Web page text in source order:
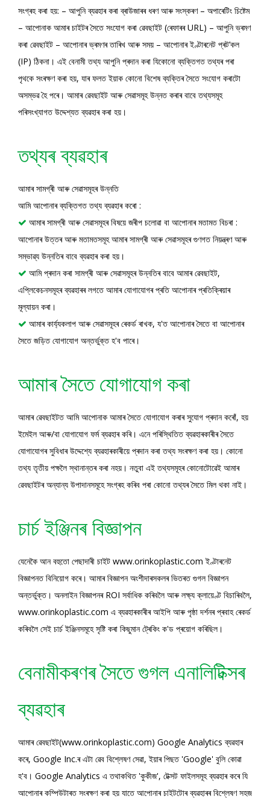
সংগ্ৰহ কৰা হয়: – আপুনি ব্যৱহাৰ কৰা ব্ৰাউজাৰৰ ধৰণ আৰু সংস্কৰণ – অপাৰেটিং চিষ্টেম
– আপোনাক আমাৰ চাইটৰ সৈতে সংযোগ কৰা ৱেবছাইট (ৰেফাৰৰ URL) – আপুনি ভ্ৰমণ
কৰা ৱেবছাইট – আপোনাৰ ভ্ৰমণৰ তাৰিখ আৰু সময় – আপোনাৰ ইণ্টাৰনেট প্ৰট’কল
(IP) ঠিকনা। এই বেনামী তথ্য আপুনি প্ৰদান কৰা যিকোনো ব্যক্তিগত তথ্যৰ পৰা
পৃথকে সংৰক্ষণ কৰা হয়, যাৰ ফলত ইয়াক কোনো বিশেষ ব্যক্তিৰ সৈতে সংযোগ কৰাটো
অসম্ভৱ হৈ পৰে। আমাৰ ৱেবছাইট আৰু সেৱাসমূহ উন্নত কৰাৰ বাবে তথ্যসমূহ
পৰিসংখ্যাগত উদ্দেশ্যত ব্যৱহাৰ কৰা হয়।
তথ্যৰ ব্যৱহাৰ
আমাৰ সামগ্ৰী আৰু সেৱাসমূহৰ উন্নতি
আমি আপোনাৰ ব্যক্তিগত তথ্য ব্যৱহাৰ কৰো :
 আমাৰ সামগ্ৰী আৰু সেৱাসমূহৰ বিষয়ে জৰীপ চলোৱা বা আপোনাৰ মতামত বিচৰা :
আপোনাৰ উত্তৰ আৰু মতামতসমূহ আমাৰ সামগ্ৰী আৰু সেৱাসমূহৰ গুণগত নিয়ন্ত্ৰণ আৰু
সম্ভাৱ্য উন্নতিৰ বাবে ব্যৱহাৰ কৰা হয়।
 আমি প্ৰদান কৰা সামগ্ৰী আৰু সেৱাসমূহৰ উন্নতিৰ বাবে আমাৰ ৱেবছাইট,
এপ্লিকেচনসমূহৰ ব্যৱহাৰৰ লগতে আমাৰ যোগাযোগৰ প্ৰতি আপোনাৰ প্ৰতিক্ৰিয়াৰ
মূল্যায়ন কৰা।
 আমাৰ কাৰ্য্যকলাপ আৰু সেৱাসমূহৰ ৰেকৰ্ড ৰাখক, য'ত আপোনাৰ সৈতে বা আপোনাৰ
সৈতে জড়িত যোগাযোগ অন্তৰ্ভুক্ত হ'ব পাৰে।
আমাৰ সৈতে যোগাযোগ কৰা
আমাৰ ৱেবছাইটত আমি আপোনাক আমাৰ সৈতে যোগাযোগ কৰাৰ সুযোগ প্ৰদান কৰোঁ, হয়
ইমেইল আৰু/বা যোগাযোগ ফৰ্ম ব্যৱহাৰ কৰি। এনে পৰিস্থিতিত ব্যৱহাৰকাৰীৰ সৈতে
যোগাযোগৰ সুবিধাৰ উদ্দেশ্যে ব্যৱহাৰকাৰীয়ে প্ৰদান কৰা তথ্য সংৰক্ষণ কৰা হয়। কোনো
তথ্য তৃতীয় পক্ষলৈ স্থানান্তৰ কৰা নহয়। নতুবা এই তথ্যসমূহৰ কোনোটোৱেই আমাৰ
ৱেবছাইটৰ অন্যান্য উপাদানসমূহে সংগ্ৰহ কৰিব পৰা কোনো তথ্যৰ সৈতে মিল থকা নাই।
চাৰ্চ ইঞ্জিনৰ বিজ্ঞাপন
যেনেকৈ আন বহুতো পেছাদাৰী চাইট www.orinkoplastic.com ইণ্টাৰনেট
বিজ্ঞাপনত বিনিয়োগ কৰে। আমাৰ বিজ্ঞাপন অংশীদাৰসকলৰ ভিতৰত গুগল বিজ্ঞাপন
অন্তৰ্ভুক্ত। অনলাইন বিজ্ঞাপনৰ ROI সৰ্বাধিক কৰিবলৈ আৰু লক্ষ্য ক্লায়েণ্ট বিচাৰিবলৈ,
www.orinkoplastic.com এ ব্যৱহাৰকাৰীৰ আইপি আৰু পৃষ্ঠা দৰ্শনৰ প্ৰবাহ ৰেকৰ্ড
কৰিবলৈ সেই চাৰ্চ ইঞ্জিনসমূহে সৃষ্টি কৰা কিছুমান ট্ৰেকিং ক'ড প্ৰয়োগ কৰিছিল।
বেনামীকৰণৰ সৈতে গুগল এনালিটিক্সৰ
ব্যৱহাৰ
আমাৰ ৱেবছাইট(www.orinkoplastic.com) Google Analytics ব্যৱহাৰ
কৰে, Google Inc.ৰ এটা ৱেব বিশ্লেষণ সেৱা, ইয়াৰ পিছত 'Google' বুলি কোৱা
হ'ব। Google Analytics এ তথাকথিত 'কুকীজ', টেক্সট ফাইলসমূহ ব্যৱহাৰ কৰে যি
আপোনাৰ কম্পিউটাৰত সংৰক্ষণ কৰা হয় যাতে আপোনাৰ চাইটটোৰ ব্যৱহাৰৰ বিশ্লেষণ সহজ